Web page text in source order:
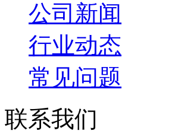
公司新闻
行业动态
常见问题
联系我们